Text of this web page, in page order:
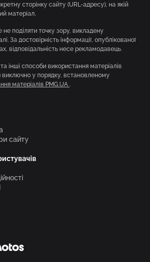
сторінку сайту (URL-адресу), на якій
матеріал.
не поділяти точку зору, викладену
За достовірність інформації, опублікованої
відповідальність несе рекламодавець.
інші способи використання матеріалів
виключно у порядку, встановленому
матеріалів PMG.UA .
сайту